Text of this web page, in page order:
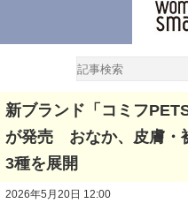
新ブランド「コミフ
が発売 おなか、皮膚・
3種を展開
2026年5月20日 12:00